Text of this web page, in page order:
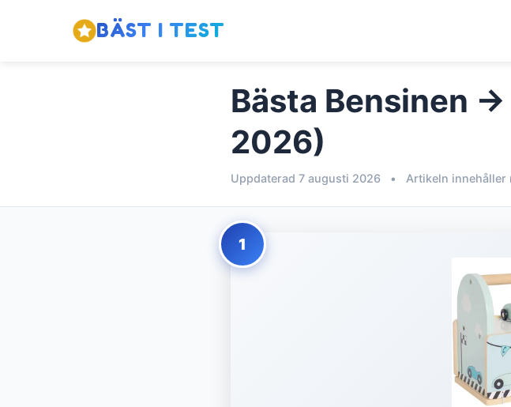
BÄST I TEST
Bästa Bensinen
2026)
Uppdaterad 7 augusti 2026 • Artikeln innehåller
1